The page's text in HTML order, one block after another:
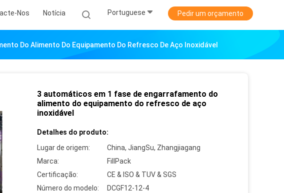
Nos Notícia Portuguese Pedir um orçamento
Do Alimento Do Equipamento Do Refresco De Aço Inoxidável
3 automáticos em 1 fase de engarrafamento do
alimento do equipamento do refresco de aço
inoxidável
Detalhes do produto:
Lugar de origem:
China, JiangSu, Zhangjiagang
Marca:
FillPack
Certificação:
CE & ISO & TUV & SGS
Número do modelo:
DCGF12-12-4